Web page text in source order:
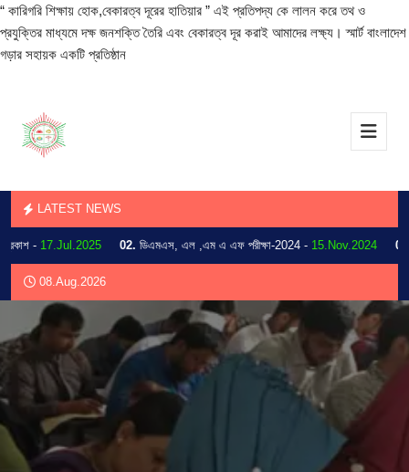
“ কারিগরি শিক্ষায় হোক,বেকারত্ব দূরের হাতিয়ার ” এই প্রতিপদ্য কে লালন করে তথ ও
প্রযুক্তির মাধ্যমে দক্ষ জনশক্তি তৈরি এবং বেকারত্ব দূর করাই আমাদের লক্ষ্য। স্মার্ট বাংলাদেশ
গড়ার সহায়ক একটি প্রতিষ্ঠান
LATEST NEWS
-17.Jul.2025 02. ডিএমএস, এল ,এম এ এফ পরীক্ষা-2024 -15.Nov.2024 03.
08.Aug.2026